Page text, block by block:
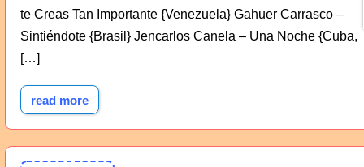
te Creas Tan Importante {Venezuela} Gahuer Carrasco –
Sintiéndote {Brasil} Jencarlos Canela – Una Noche {Cuba,
[…]
read more